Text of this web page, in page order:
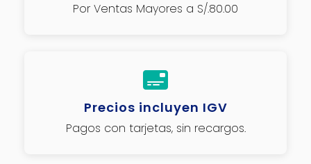
Por Ventas Mayores a S/.80.00
Precios incluyen IGV
Pagos con tarjetas, sin recargos.